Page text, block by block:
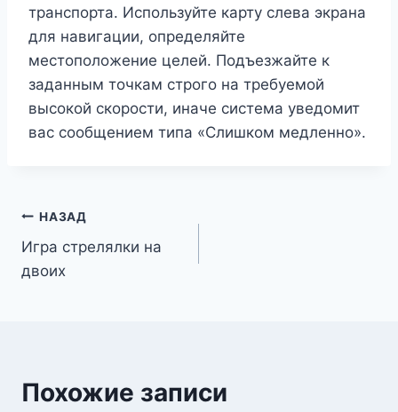
транспорта. Используйте карту слева экрана
для навигации, определяйте
местоположение целей. Подъезжайте к
заданным точкам строго на требуемой
высокой скорости, иначе система уведомит
вас сообщением типа «Слишком медленно».
Навигация
по
НАЗАД
Игра стрелялки на
двоих
Похожие записи